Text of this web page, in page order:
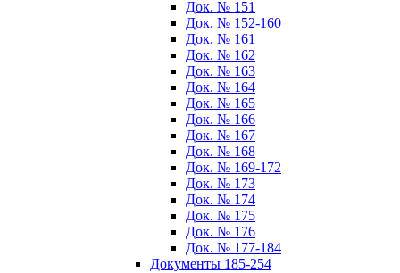
Док. № 151
Док. № 152-160
Док. № 161
Док. № 162
Док. № 163
Док. № 164
Док. № 165
Док. № 166
Док. № 167
Док. № 168
Док. № 169-172
Док. № 173
Док. № 174
Док. № 175
Док. № 176
Док. № 177-184
Документы 185-254